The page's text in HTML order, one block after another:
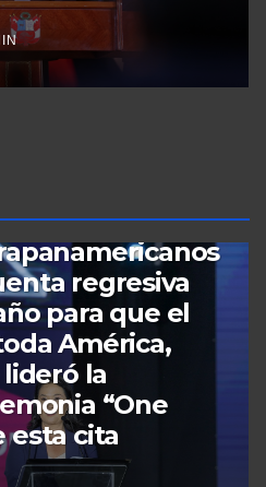
POLÍTICA
y
Lima 2027!
oficial y
regresiva,
convierte una
ante el
mundo.​